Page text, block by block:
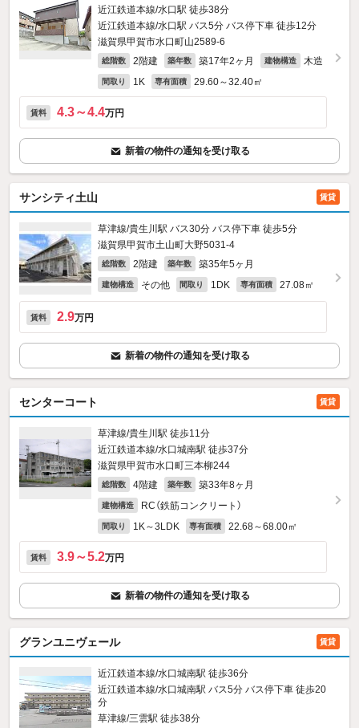
近江鉄道本線/水口駅 徒歩38分
近江鉄道本線/水口駅 バス5分 バス停下車 徒歩12分
滋賀県甲賀市水口町山2589‐6
総階数 2階建 築年数 築17年2ヶ月 建物構造 木造
間取り 1K 専有面積 29.60～32.40㎡
賃料 4.3～4.4万円
新着の物件の通知を受け取る
サンシティ土山 賃貸
草津線/貴生川駅 バス30分 バス停下車 徒歩5分
滋賀県甲賀市土山町大野5031‐4
総階数 2階建 築年数 築35年5ヶ月
建物構造 その他 間取り 1DK 専有面積 27.08㎡
賃料 2.9万円
新着の物件の通知を受け取る
センターコート 賃貸
草津線/貴生川駅 徒歩11分
近江鉄道本線/水口城南駅 徒歩37分
滋賀県甲賀市水口町三本柳244
総階数 4階建 築年数 築33年8ヶ月
建物構造 RC（鉄筋コンクリート）
間取り 1K～3LDK 専有面積 22.68～68.00㎡
賃料 3.9～5.2万円
新着の物件の通知を受け取る
グランユニヴェール 賃貸
近江鉄道本線/水口城南駅 徒歩36分
近江鉄道本線/水口城南駅 バス5分 バス停下車 徒歩20
分
草津線/三雲駅 徒歩38分